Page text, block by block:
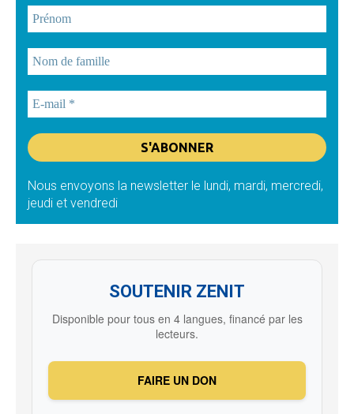
Nous envoyons la newsletter le lundi, mardi, mercredi,
jeudi et vendredi
SOUTENIR ZENIT
Disponible pour tous en 4 langues, financé par les
lecteurs.
FAIRE UN DON